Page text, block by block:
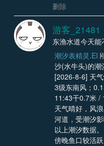
删除
游客_21481
东渔水道今天能
潮汐表精灵.EI
沙(水牛头)的潮汐数据
[2026-8-6] 天
3级东南风；
11:43干0.7米 /
天气晴好，风
河道，受潮汐
以上潮汐数据
傍晚鱼口较活